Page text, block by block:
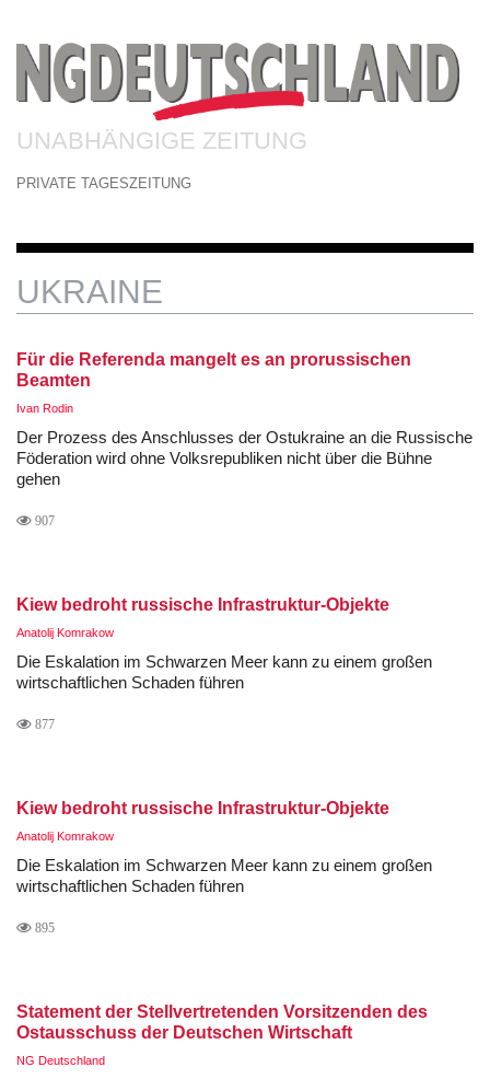
UNABHÄNGIGE ZEITUNG
PRIVATE TAGESZEITUNG
UKRAINE
Für die Referenda mangelt es an prorussischen
Beamten
Ivan Rodin
Der Prozess des Anschlusses der Ostukraine an die Russische
Föderation wird ohne Volksrepubliken nicht über die Bühne
gehen
907
Kiew bedroht russische Infrastruktur-Objekte
Anatolij Komrakow
Die Eskalation im Schwarzen Meer kann zu einem großen
wirtschaftlichen Schaden führen
877
Kiew bedroht russische Infrastruktur-Objekte
Anatolij Komrakow
Die Eskalation im Schwarzen Meer kann zu einem großen
wirtschaftlichen Schaden führen
895
Statement der Stellvertretenden Vorsitzenden des
Ostausschuss der Deutschen Wirtschaft
NG Deutschland